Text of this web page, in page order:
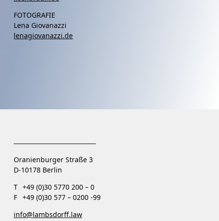
FOTOGRAFIE
Lena Giovanazzi
lenagiovanazzi.de
Oranienburger Straße 3
D-10178 Berlin
T +49 (0)30 5770 200 – 0
F +49 (0)30 577 – 0200 -99
info@lambsdorff.law